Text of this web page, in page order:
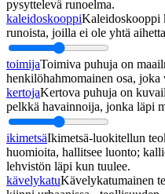
pysyttelevä runoelma.
kaleidoskooppiKaleidoskooppi
runoista, joilla ei ole yhtä
toimijaToimiva puhuja on
henkilöhahmomainen osa, joka
kertojaKertova puhuja on
pelkkä havainnoija, jonka läpi
ikimetsäIkimetsä-luokitellun
huomioita, hallitsee luonto;
lehvistön läpi kun tuulee.
kävelykatuKävelykatumainen